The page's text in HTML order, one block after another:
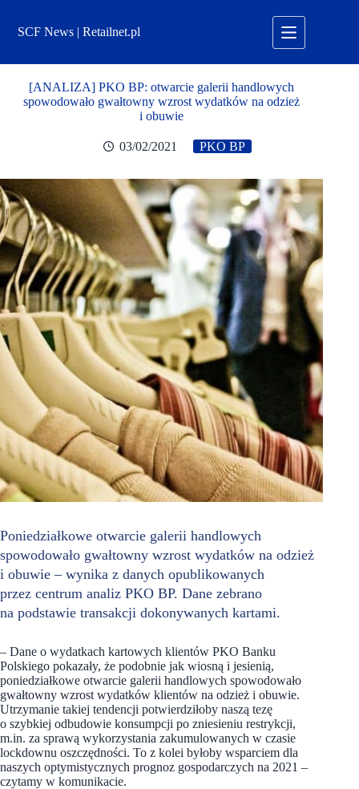
treściSCF News | Retailnet.pl
[ANALIZA] PKO BP: otwarcie galerii handlowych
spowodowało gwałtowny wzrost wydatków na odzież
i obuwie
03/02/2021 PKO BP
Poniedziałkowe otwarcie galerii handlowych
spowodowało gwałtowny wzrost wydatków na odzież
i obuwie – wynika z danych opublikowanych
przez centrum analiz PKO BP. Dane zebrano
na podstawie transakcji dokonywanych kartami.
– Dane o wydatkach kartowych klientów PKO Banku
Polskiego pokazały, że podobnie jak wiosną i jesienią,
poniedziałkowe otwarcie galerii handlowych spowodowało
gwałtowny wzrost wydatków klientów na odzież i obuwie.
Utrzymanie takiej tendencji potwierdziłoby naszą tezę
o szybkiej odbudowie konsumpcji po zniesieniu restrykcji,
m.in. za sprawą wykorzystania zakumulowanych w czasie
lockdownu oszczędności. To z kolei byłoby wsparciem dla
naszych optymistycznych prognoz gospodarczych na 2021 –
czytamy w komunikacie.